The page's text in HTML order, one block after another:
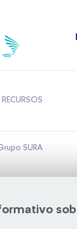
SURA